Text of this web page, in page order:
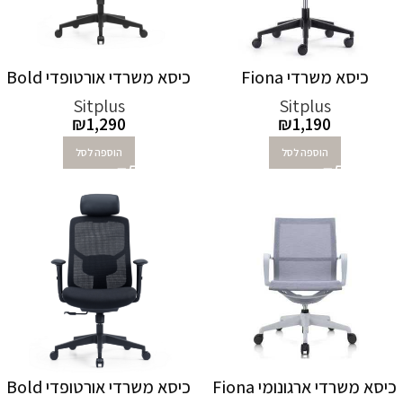
כיסא משרדי Fiona
Sitplus
₪1,190
הוספה לסל
כיסא משרדי אורטופדי Bold
Sitplus
₪1,290
הוספה לסל
כיסא משרדי ארגונומי Fiona כיסא משרדי אורטופדי Bold